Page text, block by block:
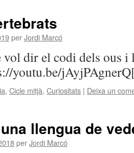
perJordi Marcó
vol dir el codi dels ous i
youtu.be/
, Cicle mitjà, Curiositats | Deixa un
llengua de
perJordi Marcó